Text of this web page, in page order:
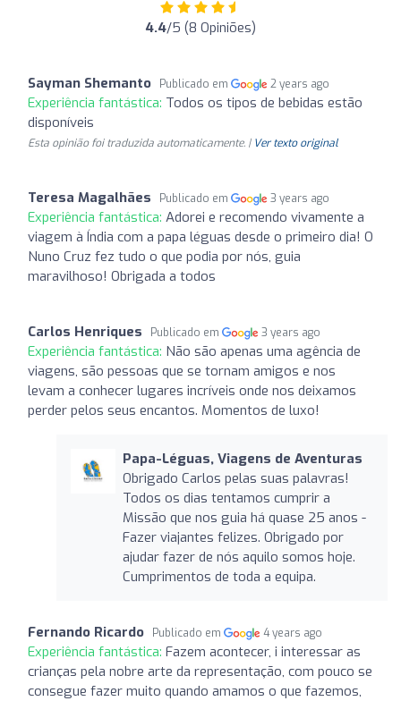
4.4/5 (8 Opiniões)
Sayman Shemanto Publicado em 2 years ago
Experiência fantástica: Todos os tipos de bebidas estão
disponíveis ️
Esta opinião foi traduzida automaticamente. | Ver texto original
Teresa Magalhães Publicado em 3 years ago
Experiência fantástica: Adorei e recomendo vivamente a
viagem à Índia com a papa léguas desde o primeiro dia! O
Nuno Cruz fez tudo o que podia por nós, guia
maravilhoso! Obrigada a todos
Carlos Henriques Publicado em 3 years ago
Experiência fantástica: Não são apenas uma agência de
viagens, são pessoas que se tornam amigos e nos
levam a conhecer lugares incríveis onde nos deixamos
perder pelos seus encantos. Momentos de luxo!
Papa-Léguas, Viagens de Aventuras
Obrigado Carlos pelas suas palavras!
Todos os dias tentamos cumprir a
Missão que nos guia há quase 25 anos -
Fazer viajantes felizes. Obrigado por
ajudar fazer de nós aquilo somos hoje.
Cumprimentos de toda a equipa.
Fernando Ricardo Publicado em 4 years ago
Experiência fantástica: Fazem acontecer, i interessar as
crianças pela nobre arte da representação, com pouco se
consegue fazer muito quando amamos o que fazemos,